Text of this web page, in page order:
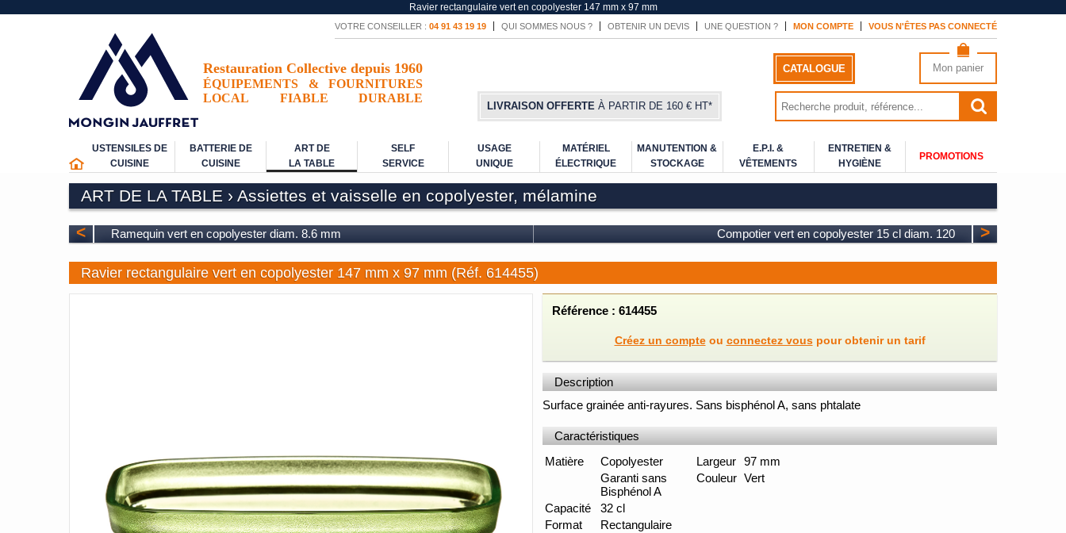
Ravier rectangulaire vert en copolyester 147 mm x 97 mm
VOTRE CONSEILLER : 04 91 43 19 19 QUI SOMMES NOUS ? OBTENIR UN DEVIS UNE QUESTION ? MON COMPTE VOUS N'ÊTES PAS CONNECTÉ
Restauration Collective depuis 1960
ÉQUIPEMENTS &
FOURNITURES
LOCAL
FIABLE DURABLE
LIVRAISON OFFERTE À PARTIR DE 160 € HT*
CATALOGUE Mon panier
USTENSILES DE
CUISINE
BATTERIE DE
CUISINE
ART DE
LA TABLE
SELF
SERVICE
USAGE
UNIQUE
MATÉRIEL
ÉLECTRIQUE
MANUTENTION &
STOCKAGE
E.P.I. &
VÊTEMENTS
ENTRETIEN &
HYGIÈNE
PROMOTIONS
ART DE LA TABLE › Assiettes et vaisselle en copolyester, mélamine
<
Ramequin vert en copolyester diam. 8.6 mm Compotier vert en copolyester 15 cl diam. 120 >
Ravier rectangulaire vert en copolyester 147 mm x 97 mm (Réf. 614455)
Référence : 614455
Créez un compteou connectez vouspour obtenir un tarif
Description
Surface grainée anti-rayures. Sans bisphénol A, sans phtalate
Caractéristiques
Matière
Copolyester
Garanti sans
Bisphénol A
Capacité
32 cl
Format
Rectangulaire
Largeur 97 mm
Couleur Vert